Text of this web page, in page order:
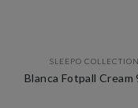
SLEEPO COLLECTION
Blanca Fotpall Cream